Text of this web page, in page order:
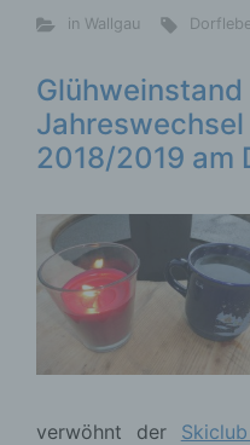
in Wallgau
Glühweinstand
Jahreswechsel
2018/2019 am
verwöhnt der